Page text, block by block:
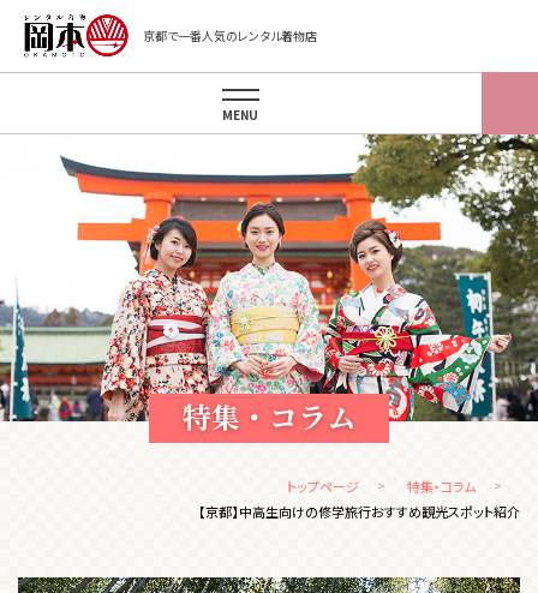
京都で一番人気のレンタル着物店
MENU
特集・コラム
トップページ
特集・コラム
【京都】中高生向けの修学旅行おすすめ観光スポット紹介